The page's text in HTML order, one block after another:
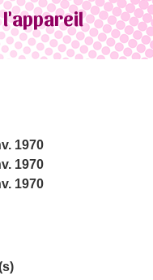
1970
1970
1970